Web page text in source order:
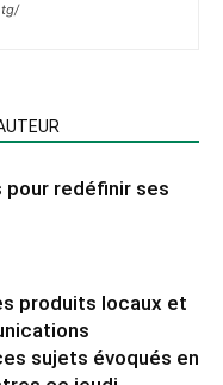
pour redéfinir ses
produits locaux et
sujets évoqués en